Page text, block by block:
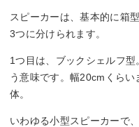
スピーカーは、基本的に箱
3つに分けられます。
1つ目は、ブックシェルフ
う意味です。幅20cmくら
体。
いわゆる小型スピーカーで